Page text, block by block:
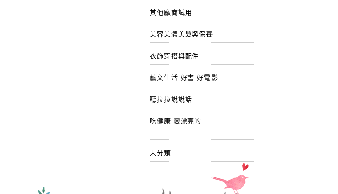
其他廠商試用
美容美體美髮與保養
衣飾穿搭與配件
藝文生活 好書 好電影
聽拉拉說說話
吃健康 變漂亮的
未分類